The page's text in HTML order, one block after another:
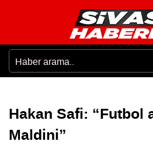
Hakan Safi: “Futbol
Maldini”